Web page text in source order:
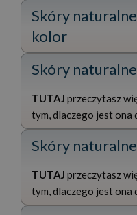
Skóry
kolor
Skóry
TUTAJ przeczytasz
tym, dlaczego jest ona
Skóry
TUTAJ przeczytasz
tym, dlaczego jest ona